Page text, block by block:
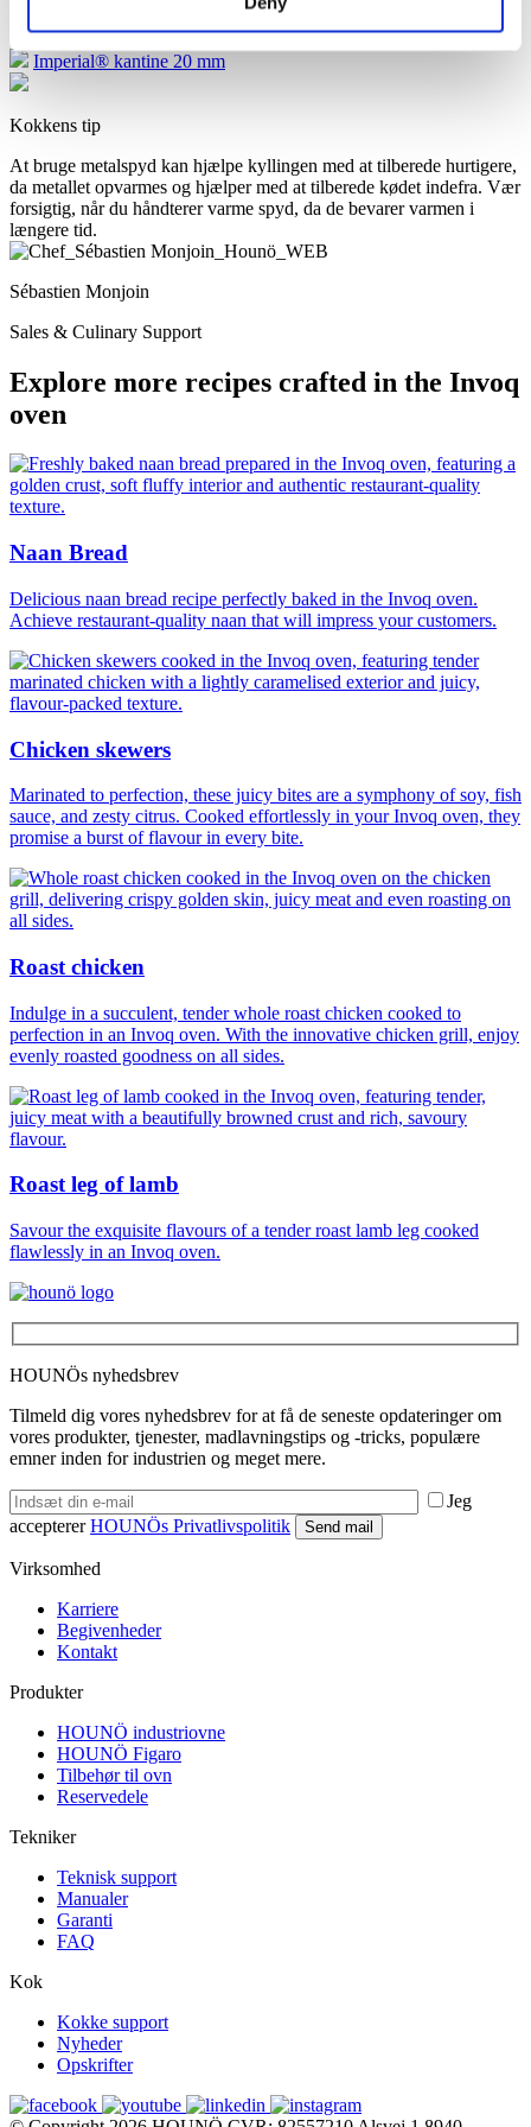
Imperial® kantine 20 mm
Kokkens tip
At bruge metalspyd kan hjælpe kyllingen med at tilberede hurtigere,
da metallet opvarmes og hjælper med at tilberede kødet indefra. Vær
forsigtig, når du håndterer varme spyd, da de bevarer varmen i
længere tid.
Sébastien Monjoin
Sales & Culinary Support
Explore more recipes crafted in the Invoq
oven
Naan Bread
Delicious naan bread recipe perfectly baked in the Invoq oven.
Achieve restaurant-quality naan that will impress your customers.
Chicken skewers
Marinated to perfection, these juicy bites are a symphony of soy, fish
sauce, and zesty citrus. Cooked effortlessly in your Invoq oven, they
promise a burst of flavour in every bite.
Roast chicken
Indulge in a succulent, tender whole roast chicken cooked to
perfection in an Invoq oven. With the innovative chicken grill, enjoy
evenly roasted goodness on all sides.
Roast leg of lamb
Savour the exquisite flavours of a tender roast lamb leg cooked
flawlessly in an Invoq oven.
HOUNÖs nyhedsbrev
Tilmeld dig vores nyhedsbrev for at få de seneste opdateringer om
vores produkter, tjenester, madlavningstips og -tricks, populære
emner inden for industrien og meget mere.
Jeg
acceptererHOUNÖs Privatlivspolitik
Virksomhed
Karriere
Begivenheder
Kontakt
Produkter
HOUNÖ industriovne
HOUNÖ Figaro
Tilbehør til ovn
Reservedele
Tekniker
Teknisk support
Manualer
Garanti
FAQ
Kok
Kokke support
Nyheder
Opskrifter